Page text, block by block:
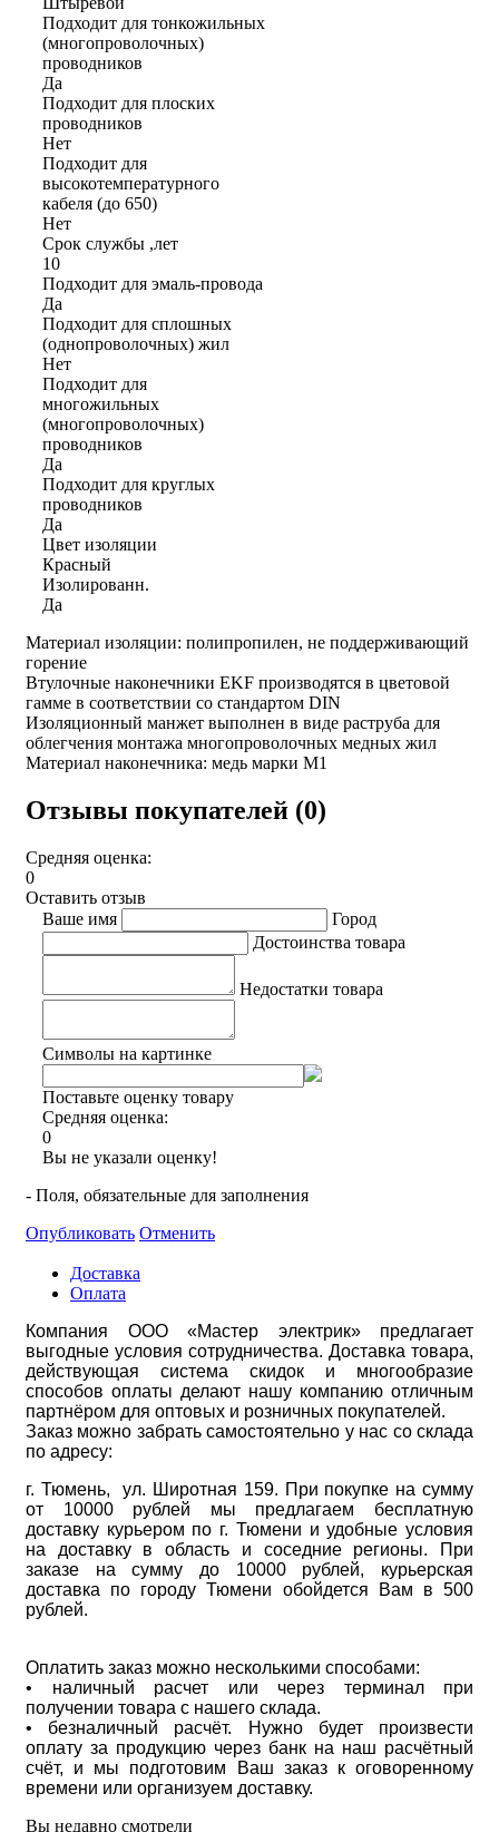
Подходит для тонкожильных
(многопроволочных)
проводников
Да
Подходит для плоских
проводников
Нет
Подходит для
высокотемпературного
кабеля (до 650)
Нет
Срок службы ,лет
10
Подходит для эмаль-провода
Да
Подходит для сплошных
(однопроволочных) жил
Нет
Подходит для
многожильных
(многопроволочных)
проводников
Да
Подходит для круглых
проводников
Да
Цвет изоляции
Красный
Изолированн.
Да
Материал изоляции: полипропилен, не поддерживающий
горение
Втулочные наконечники EKF производятся в цветовой
гамме в соответствии со стандартом DIN
Изоляционный манжет выполнен в виде раструба для
облегчения монтажа многопроволочных медных жил
Материал наконечника: медь марки М1
Отзывы покупателей (0)
Средняя оценка:
0
Оставить отзыв
Ваше имя
Город
Достоинства товара
Недостатки товара
Символы на картинке
Поставьте оценку товару
Средняя оценка:
0
Вы не указали оценку!
- Поля, обязательные для заполнения
Опубликовать Отменить
Доставка
Оплата
Компания ООО «Мастер электрик» предлагает
выгодные условия сотрудничества. Доставка товара,
действующая система скидок и многообразие
способов оплаты делают нашу компанию отличным
партнёром для оптовых и розничных покупателей.
Заказ можно забрать самостоятельно у нас со склада
по адресу:
г. Тюмень, ул. Широтная 159. При покупке на сумму
от 10000 рублей мы предлагаем бесплатную
доставку курьером по г. Тюмени и удобные условия
на доставку в область и соседние регионы. При
заказе на сумму до 10000 рублей, курьерская
доставка по городу Тюмени обойдется Вам в 500
рублей.
Оплатить заказ можно несколькими способами:
• наличный расчет или через терминал при
получении товара с нашего склада.
• безналичный расчёт. Нужно будет произвести
оплату за продукцию через банк на наш расчётный
счёт, и мы подготовим Ваш заказ к оговоренному
времени или организуем доставку.
Вы недавно смотрели